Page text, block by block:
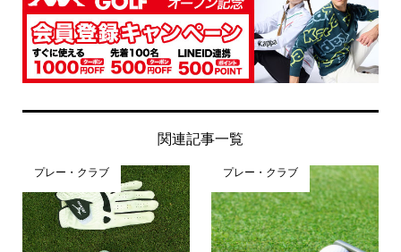
関連記事一覧
プレー・クラブ プレー・クラブ